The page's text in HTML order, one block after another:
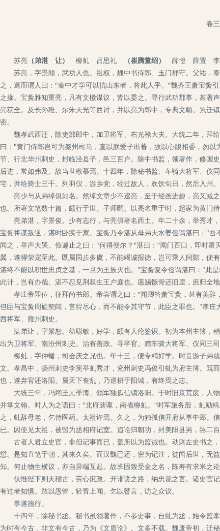
卷
苏亮 （弟湛 让） 柳虬 吕思礼 （崔腾董绍）
薛憕 薛置 李
苏亮，字景顺，武功人也。祖权，魏中书侍郎、玉门郡守。父祐，
之，退而谓人曰："秦中才学可以抗山东者，将此人乎。"魏齐王萧宝夤
之掾。宝夤雅知重亮，凡有文檄谋议，皆以委之。寻行武功郡事，甚
亮获全。及长孙稚、尔朱天光等西讨，并以亮为郎中，专典文翰。累迁
密。
魏孝武西迁，除吏部郎中，加卫将军、右光禄大夫。大统二年，拜
曰："黄门侍郎岂可为秦州司马，直以朕爱子出蕃，故以心腹相委，勿
节、行北华州刺史，封临泾县子，邑三百户。除中书监，领著作，修国
后进，常如弗及。故当世敬慕焉。十四年，除秘书监、车骑大将军、
宅，并给骑士三千。列羽仪，游乡党，经过故人，欢饮旬日，然后入州
亮少与从弟绰俱知名。然绰文章少不逮亮，至于经画进趣，亮又减
也。所著文笔数十篇，颇行于世。子师嗣。以亮名重于时，起家为黄门
亮弟湛，字景俊。少有志行，与亮俱著名西土。年二十余，举秀才
宝夤将谋叛逆，湛时卧疾于家。宝夤乃令湛从母弟天水姜俭谓湛曰："
闻之，举声大哭。俭遽止之曰："何得便尔？"湛曰："阖门百口，即时
翼，遂得荣宠至此。既属国步多虞，不能竭诚报德，岂可乘人间隙，便
湛终不能以积世忠贞之基，一旦为王族灭也。"宝夤复令俭谓湛曰："此
此计，岂有办哉。湛不忍见荆棘生王户庭也。愿赐骸骨还旧里，庶归
孝庄帝即位，征拜尚书郎。帝尝谓之曰："闻卿答萧宝夤，甚有美辞
但臣与宝夤周旋契阔，言得尽心，而不能令其守节，此臣之罪也。"孝
西将军、雍州刺史。
湛弟让，字景恕。幼聪敏，好学，颇有人伦鉴识。初为本州主簿，
出为卫将军、南汾州刺史。治有善政。寻卒官。赠车骑大将军、仪同三
柳虬，字仲蟠，司会庆之兄也。年十三，便专精好学。时贵游子弟
文。孝昌中，扬州刺史李宪举虬秀才，兖州刺史冯俊引虬为府主簿。既
也，遂弃官还洛阳。属天下丧乱，乃退耕于阳城，有终焉之志。
大统三年，冯翊王元季海、领军独孤信镇洛阳。于时旧京荒废，人
并掌文翰。时人为之语曰："北府裴诹，南省柳虬。"时军旅务殷，虬励
之，虬辞母老，乞侍医药。太祖许焉。久之，为独孤信开府从事中郎
已。因使见太祖，被留为丞相府记室。追论归朝功，封美阳县男，邑二
古者人君立史官，非但记事而已，盖所以为监诫也。动则左史书之
愆。是知直笔于朝，其来久矣。而汉魏已还，密为记注，徒闻后世，无
知。何止物生横议，亦自异端互起。故班固致受金之名，陈寿有求米之
伏惟陛下则天稽古，劳心庶政。开诽谤之路，纳忠谠之言。诸史官
有过者知惧。敢以愚管，轻冒上闻。乞以瞽言，访之众议。
事遂施行。
十四年，除秘书丞。秘书虽领著作，不参史事，自虬为丞，始令监
为时有今古，非文有今古，乃为《文质论》。文多不载。魏废帝初，迁